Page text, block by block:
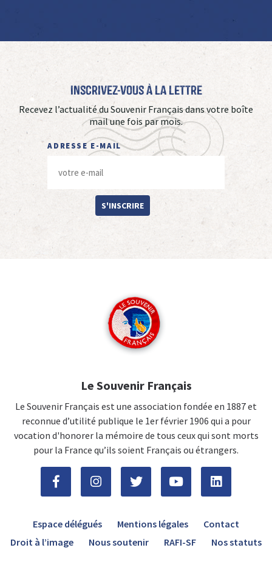
Inscrivez-vous à La Lettre
Recevez l’actualité du Souvenir Français dans votre boîte
mail une fois par mois.
ADRESSE E-MAIL
S'INSCRIRE
Le Souvenir Français
Le Souvenir Français est une association fondée en 1887 et
reconnue d’utilité publique le 1er février 1906 qui a pour
vocation d'honorer la mémoire de tous ceux qui sont morts
pour la France qu’ils soient Français ou étrangers.
Espace délégués Mentions légales
Contact
Droit à l’image
Nous soutenir RAFI-SF Nos statuts